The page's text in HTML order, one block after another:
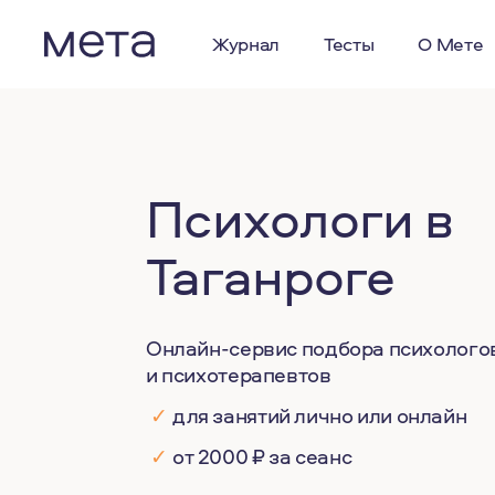
Журнал Тесты О Мете
Психологи в
Таганроге
Онлайн-сервис подбора
и психотерапевтов
✓ для занятий лично или онлайн
✓ от 2000 ₽ за сеанс